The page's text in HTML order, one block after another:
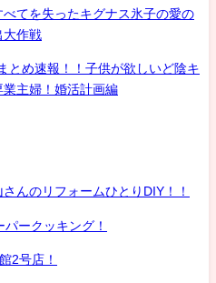
てを失ったキグナス氷子の愛の
大作戦
とめ速報！！子供が欲しいど陰キ
主婦！婚活計画編
んのリフォームひとりDIY！！
ークッキング！
2号店！